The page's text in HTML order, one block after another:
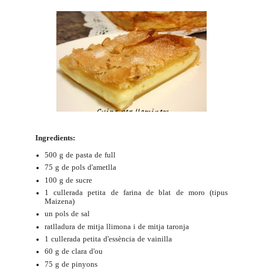
Ingredients:
500 g de pasta de full
75 g de pols d'ametlla
100 g de sucre
1 cullerada petita de farina de blat de moro (tipus
Maizena)
un pols de sal
ratlladura de mitja llimona i de mitja taronja
1 cullerada petita d'essència de vainilla
60 g de clara d'ou
75 g de pinyons